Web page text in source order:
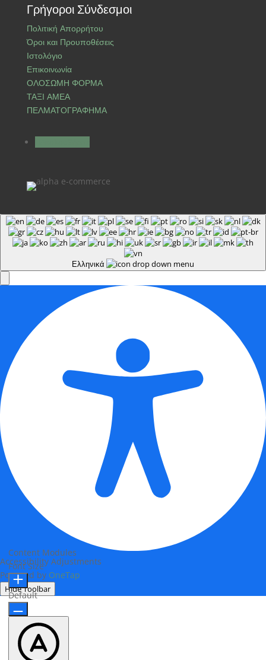
Γρήγοροι Σύνδεσμοι
Πολιτική Απορρήτου
Όροι και Προυποθέσεις
Ιστολόγιο
Επικοινωνία
ΟΛΟΣΩΜΗ ΦΟΡΜΑ
ΤΑΞΙ ΑΜΕΑ
ΠΕΛΜΑΤΟΓΡΑΦΗΜΑ
Ελληνικά
Accessibility Adjustments
Powered by OneTap
Hide Toolbar
Content Modules
Font Size
Default